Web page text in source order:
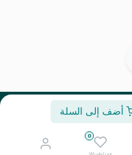
أضف إلى السلة
0
إكسبو
الإلكترونية مفتوحة المصدر